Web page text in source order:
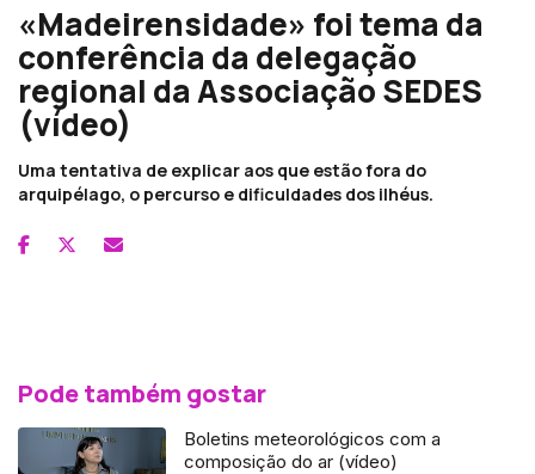
«Madeirensidade» foi tema da
conferência da delegação
regional da Associação SEDES
(vídeo)
Uma tentativa de explicar aos que estão fora do
arquipélago, o percurso e dificuldades dos ilhéus.
Pode também gostar
Boletins meteorológicos com a
composição do ar (vídeo)